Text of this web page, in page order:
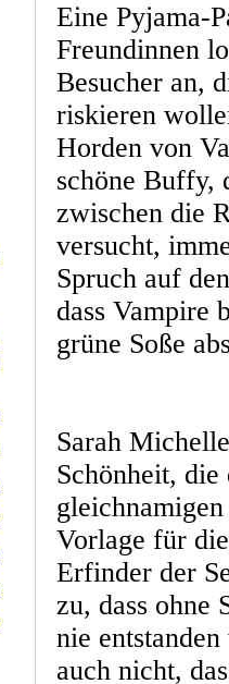
Eine Pyjama-
Freundinnen
Besucher an,
riskieren
Horden von
schöne Buffy,
zwischen die
versucht,
Spruch auf
dass Vampire
grüne Soße
Sarah
Schönheit,
Vorlage für
Erfinder der
zu, dass ohne
nie
auch nicht,